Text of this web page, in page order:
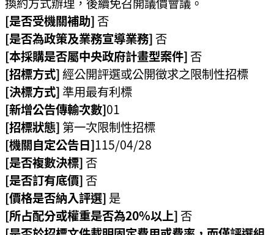
陳
情
回
首
頁
網
站
導
覽
桃
園
市
政
[是否受機關補助] 否
[是否為政策及業務宣導業務] 否
[本採購是否屬中央政府計畫型案件] 否
[招標方式]經公開評選或公開徵求之限制性招標
[決標方式] 準用最有利標
[新增公告傳輸次數]01
[招標狀態] 第一次限制性招標
[機關自定公告日]115/04/28
[是否複數決標] 否
[是否訂有底價] 否
[價格是否納入評選] 是
[所占配分或權重是否為20%以上] 否